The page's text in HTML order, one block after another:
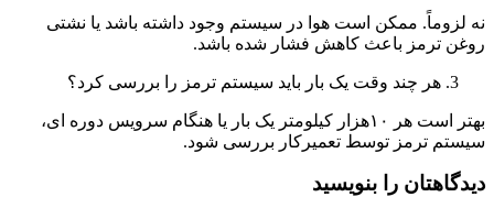
نه لزوماً. ممکن است هوا در سیستم وجود داشته باشد یا نشتی
روغن ترمز باعث کاهش فشار شده باشد.
هر چند وقت یک بار باید سیستم ترمز را بررسی کرد؟
بهتر است هر ۱۰هزار کیلومتر یک بار یا هنگام سرویس دوره ای،
سیستم ترمز توسط تعمیرکار بررسی شود.
دیدگاهتان را بنویسید